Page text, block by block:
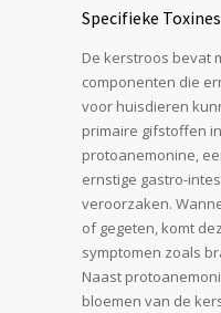
Specifieke
De kerstroos bevat
componenten die
voor huisdieren
primaire gifstoffen
protoanemonine,
ernstige gastro-
veroorzaken.
of gegeten, komt
symptomen zoals
Naast
bloemen van de